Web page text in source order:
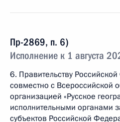
Пр-2869, п. 6)
Исполнение к 1 августа
6. Правительству
совместно с Всероссийской
организацией «Русское
исполнительными органами
субъектов Российской